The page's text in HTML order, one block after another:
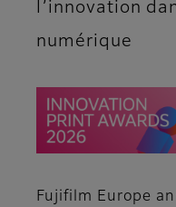
l’innovation
numérique
Fujifilm Europe